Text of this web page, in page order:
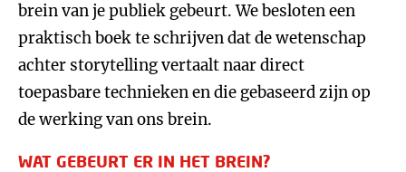
brein van je publiek gebeurt. We besloten een
praktisch boek te schrijven dat de wetenschap
achter storytelling vertaalt naar direct
toepasbare technieken en die gebaseerd zijn op
de werking van ons brein.
WAT GEBEURT ER IN HET BREIN?